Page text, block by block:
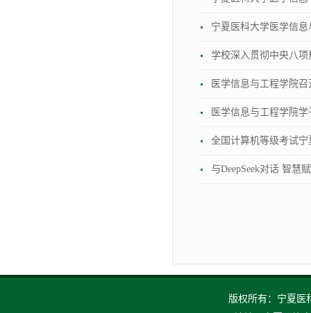
宁夏医科大学医学信
学校深入贯彻中央八
医学信息与工程学院
医学信息与工程学院
全国计算机等级考试
与DeepSeek对话 智
版权所有：宁夏医